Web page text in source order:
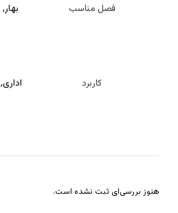
فصل مناسب بهار,
کاربرد اداری,
هنوز بررسی‌ای ثبت نشده است.